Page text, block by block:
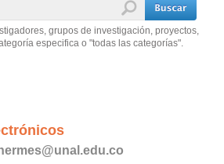
grupos de investigación, proyectos,
especifica o "todas las categorías".
hermes@unal.edu.co